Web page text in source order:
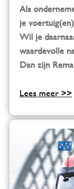
Als
je
Wil je
waardevolle
Dan zijn
Lees meer >>